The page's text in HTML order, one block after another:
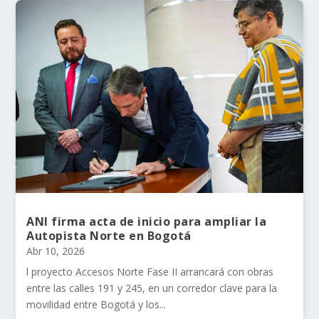
ANI firma acta de inicio para ampliar la
Autopista Norte en Bogotá
Abr 10, 2026
l proyecto Accesos Norte Fase II arrancará con obras
entre las calles 191 y 245, en un corredor clave para la
movilidad entre Bogotá y los...